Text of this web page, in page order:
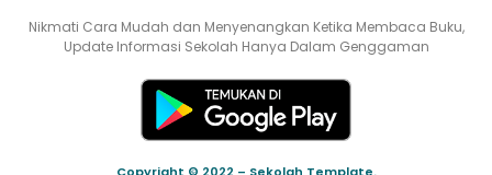
Nikmati Cara Mudah dan Menyenangkan Ketika Membaca Buku,
Update Informasi Sekolah Hanya Dalam Genggaman